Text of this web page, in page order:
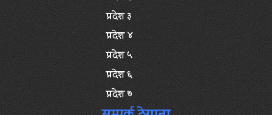
प्रदेश ३
प्रदेश ४
प्रदेश ५
प्रदेश ६
प्रदेश ७